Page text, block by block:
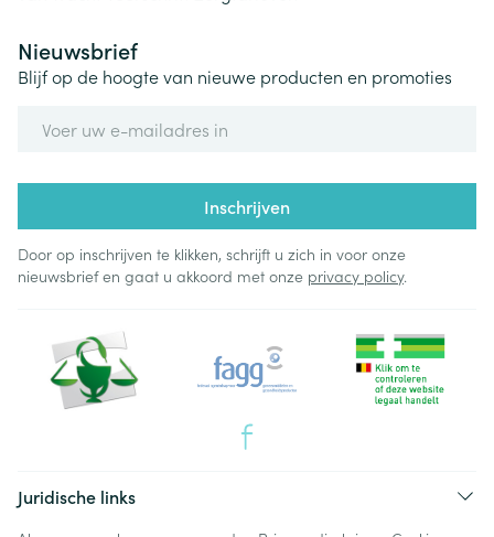
Nieuwsbrief
Blijf op de hoogte van nieuwe producten en promoties
Inschrijven
Door op inschrijven te klikken, schrijft u zich in voor onze
nieuwsbrief en gaat u akkoord met onze privacy policy.
Juridische links